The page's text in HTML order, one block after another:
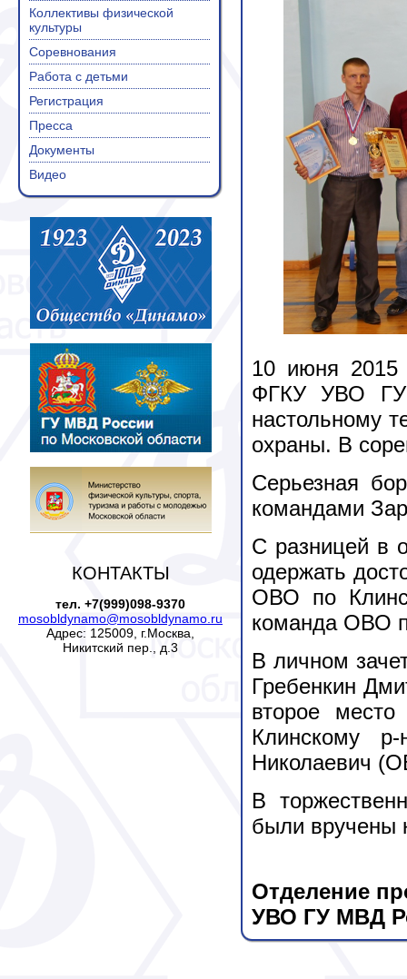
Коллективы физической
культуры
Соревнования
Работа с детьми
Регистрация
Пресса
Документы
Видео
КОНТАКТЫ
тел. +7(999)098-9370
mosobldynamo@mosobldynamo.ru
Адрес: 125009, г.Москва,
Никитский пер., д.3
10 июня 2015
ФГКУ УВО ГУ
настольному
охраны. В
Серьезная
командами
С разницей в
одержать
ОВО по
команда ОВО
В личном
Гребенкин
второе
Клинскому
Николаевич
В
были вручены
Отделение
УВО ГУ МВД